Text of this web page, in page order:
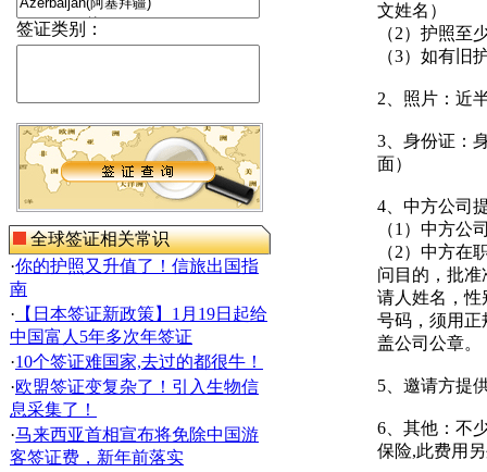
签证类别：
全球签证相关常识
·你的护照又升值了！信旅出国指
南
· 【日本签证新政策】1月19日起给
中国富人5年多次年签证
·10个签证难国家,去过的都很牛！
·欧盟签证变复杂了！引入生物信
息采集了！
·马来西亚首相宣布将免除中国游
客签证费，新年前落实
文姓名）
（2）护照至
（3）如有旧
2、照片：近
3、身份证：
面）
4、中方公司
（1）中方公
（2）中方在
问目的，批
请人姓名，性
号码，须用正
盖公司公章。
5、邀请方提
6、其他：不
保险,此费用